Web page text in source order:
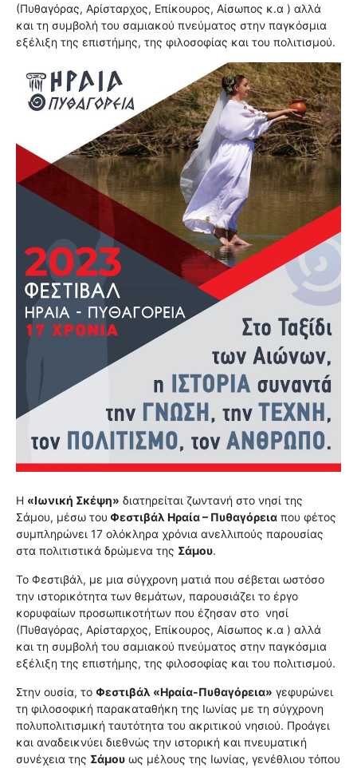
(Πυθαγόρας, Αρίσταρχος, Επίκουρος, Αίσωπος κ.α ) αλλά
και τη συμβολή του σαμιακού πνεύματος στην παγκόσμια
εξέλιξη της επιστήμης, της φιλοσοφίας και του πολιτισμού.
Η «Ιωνική Σκέψη» διατηρείται ζωντανή στο νησί της
Σάμου, μέσω του Φεστιβάλ Ηραία – Πυθαγόρεια που φέτος
συμπληρώνει 17 ολόκληρα χρόνια ανελλιπούς παρουσίας
στα πολιτιστικά δρώμενα της Σάμου.
Το Φεστιβάλ, με μια σύγχρονη ματιά που σέβεται ωστόσο
την ιστορικότητα των θεμάτων, παρουσιάζει το έργο
κορυφαίων προσωπικοτήτων που έζησαν στο νησί
(Πυθαγόρας, Αρίσταρχος, Επίκουρος, Αίσωπος κ.α ) αλλά
και τη συμβολή του σαμιακού πνεύματος στην παγκόσμια
εξέλιξη της επιστήμης, της φιλοσοφίας και του πολιτισμού.
Στην ουσία, το Φεστιβάλ «Ηραία-Πυθαγόρεια» γεφυρώνει
τη φιλοσοφική παρακαταθήκη της Ιωνίας με τη σύγχρονη
πολυπολιτισμική ταυτότητα του ακριτικού νησιού. Προάγει
και αναδεικνύει διεθνώς την ιστορική και πνευματική
συνέχεια της Σάμου ως μέλους της Ιωνίας, γενέθλιου τόπου